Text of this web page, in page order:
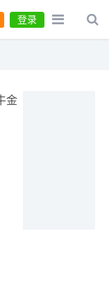
登录